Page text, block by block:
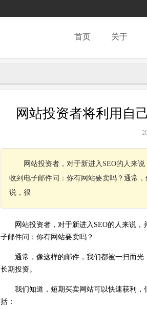
首页 关于
网站投资者将利用自
网站投资者，对于新进入SEO的人来
收到电子邮件问：你有网站要卖吗？通常
说，很
网站投资者，对于新进入SEO的人来说
子邮件问：你有网站要卖吗？
通常，像这样的邮件，我们都被一扫而
长期投资。
我们知道，短期买卖网站可以快速获利
括：